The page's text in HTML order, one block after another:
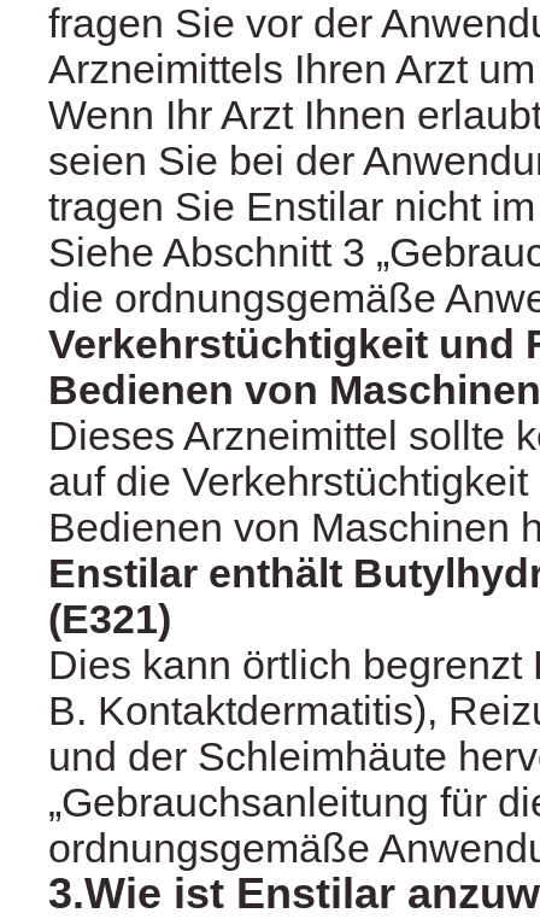
fragen Sie vor der
Arzneimittels Ihren Arzt
Wenn Ihr Arzt Ihnen
seien Sie bei der
tragen Sie Enstilar nicht
Siehe Abschnitt 3
die ordnungsgemäße
Verkehrstüchtigkeit und
Bedienen von Maschinen
Dieses Arzneimittel sollte
auf die
Bedienen von Maschinen
Enstilar enthält
(E321)
Dies kann örtlich begrenzt
B. Kontaktdermatitis),
und der Schleimhäute
„Gebrauchsanleitung für
ordnungsgemäße
3.Wie ist Enstilar